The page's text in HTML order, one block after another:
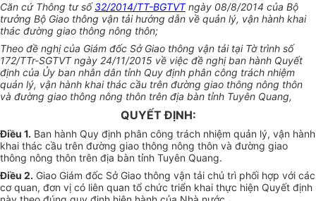
Căn cứ Thông tư số32/2014/TT-BGTVTngày 08/8/2014 của Bộ
trưởng Bộ Giao thông vận tải hướng dẫn về quản lý, vận hành khai
thác đường giao thông nông thôn;
Theo đề nghị của Giám đốc Sở Giao thông vận tải tại Tờ trình số
172/TTr-SGTVT ngày 24/11/2015 về việc đề nghị ban hành Quyết
định của Ủy ban nhân dân tỉnh Quy định phân công trách nhiệm
quản lý, vận hành khai thác cầu trên đường giao thông nông thôn
và đường giao thông nông thôn trên địa bàn tỉnh Tuyên Quang,
QUYẾT ĐỊNH:
Điều 1. Ban hành Quy định phân công trách nhiệm quản lý, vận hành
khai thác cầu trên đường giao thông nông thôn và đường giao
thông nông thôn trên địa bàn tỉnh Tuyên Quang.
Điều 2. Giao Giám đốc Sở Giao thông vận tải chủ trì phối hợp với các
cơ quan, đơn vị có liên quan tổ chức triển khai thực hiện Quyết định